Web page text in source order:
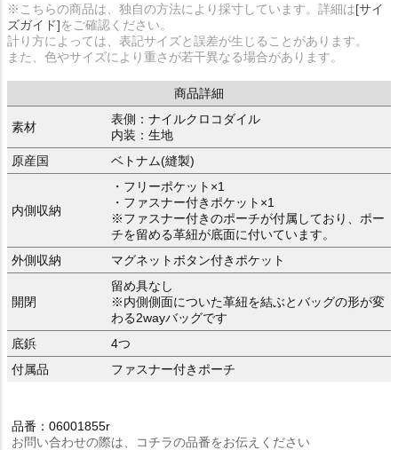
※こちらの商品は、独自の方法により採寸しています。詳細は[サイ
ズガイド]をご確認ください。
計り方によっては、表記サイズと誤差が生じることがあります。
また、色やサイズにより重さが若干異なる場合があります。
商品詳細
素材
表側：ナイルクロコダイル
内装：生地
原産国
ベトナム(縫製)
内側収納
・フリーポケット×1
・ファスナー付きポケット×1
※ファスナー付きのポーチが付属しており、ポー
チを留める革紐が底面に付いています。
外側収納
マグネットボタン付きポケット
開閉
留め具なし
※内側側面についた革紐を結ぶとバッグの形が変
わる2wayバッグです
底鋲
4つ
付属品
ファスナー付きポーチ
品番：06001855r
お問い合わせの際は、コチラの品番をお伝えください